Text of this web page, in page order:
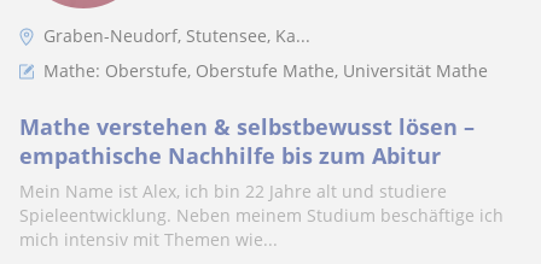
Graben-Neudorf, Stutensee, Ka...
Mathe: Oberstufe, Oberstufe Mathe, Universität Mathe
Mathe verstehen & selbstbewusst lösen –
empathische Nachhilfe bis zum Abitur
Mein Name ist Alex, ich bin 22 Jahre alt und studiere
Spieleentwicklung. Neben meinem Studium beschäftige ich
mich intensiv mit Themen wie...